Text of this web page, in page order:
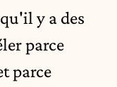
y a des
parce
parce